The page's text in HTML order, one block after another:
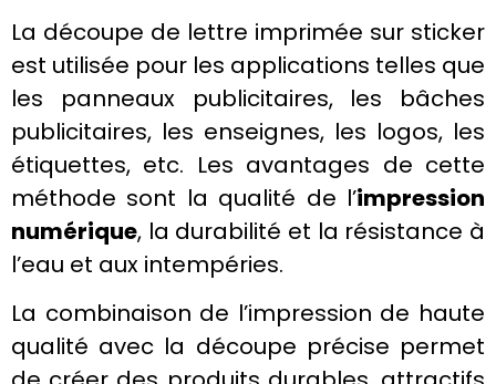
La découpe de lettre imprimée sur sticker
est utilisée pour les applications telles que
les panneaux publicitaires, les bâches
publicitaires, les enseignes, les logos, les
étiquettes, etc. Les avantages de cette
méthode sont la qualité de l’impression
numérique, la durabilité et la résistance à
l’eau et aux intempéries.
La combinaison de l’impression de haute
qualité avec la découpe précise permet